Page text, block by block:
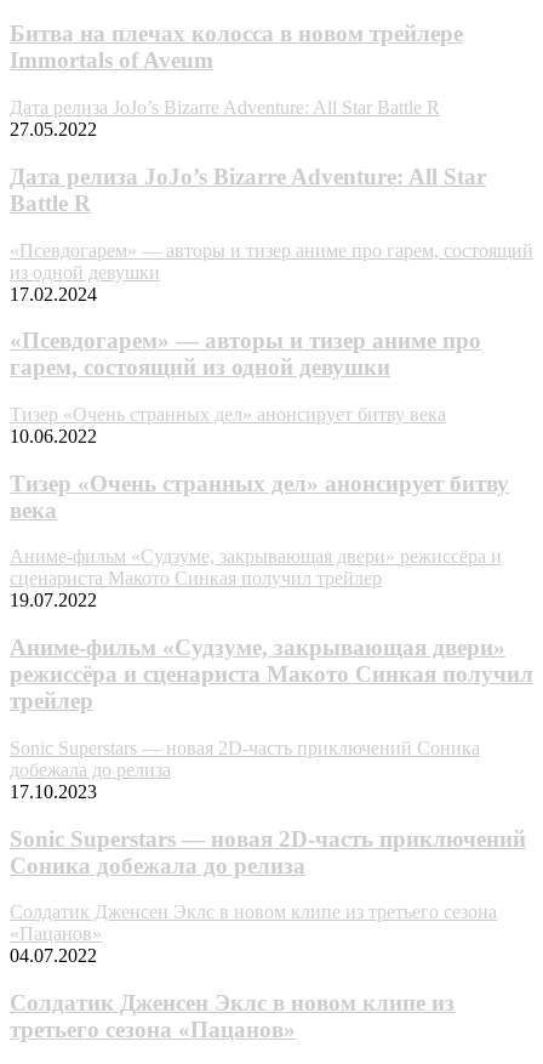
Битва на плечах колосса в новом трейлере
Immortals of Aveum
Дата релиза JoJo’s Bizarre Adventure: All Star Battle R
27.05.2022
Дата релиза JoJo’s Bizarre Adventure: All Star
Battle R
«Псевдогарем» — авторы и тизер аниме про гарем, состоящий
из одной девушки
17.02.2024
«Псевдогарем» — авторы и тизер аниме про
гарем, состоящий из одной девушки
Тизер «Очень странных дел» анонсирует битву века
10.06.2022
Тизер «Очень странных дел» анонсирует битву
века
Аниме-фильм «Судзуме, закрывающая двери» режиссёра и
сценариста Макото Синкая получил трейлер
19.07.2022
Аниме-фильм «Судзуме, закрывающая двери»
режиссёра и сценариста Макото Синкая получил
трейлер
Sonic Superstars — новая 2D-часть приключений Соника
добежала до релиза
17.10.2023
Sonic Superstars — новая 2D-часть приключений
Соника добежала до релиза
Солдатик Дженсен Эклс в новом клипе из третьего сезона
«Пацанов»
04.07.2022
Солдатик Дженсен Эклс в новом клипе из
третьего сезона «Пацанов»